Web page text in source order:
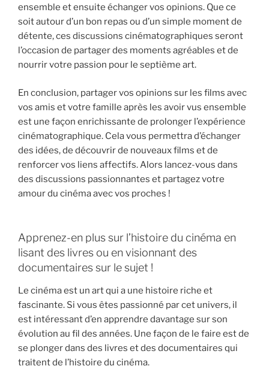
ensemble et ensuite échanger vos opinions. Que ce
soit autour d’un bon repas ou d’un simple moment de
détente, ces discussions cinématographiques seront
l’occasion de partager des moments agréables et de
nourrir votre passion pour le septième art.
En conclusion, partager vos opinions sur les films avec
vos amis et votre famille après les avoir vus ensemble
est une façon enrichissante de prolonger l’expérience
cinématographique. Cela vous permettra d’échanger
des idées, de découvrir de nouveaux films et de
renforcer vos liens affectifs. Alors lancez-vous dans
des discussions passionnantes et partagez votre
amour du cinéma avec vos proches !
Apprenez-en plus sur l’histoire du cinéma en
lisant des livres ou en visionnant des
documentaires sur le sujet !
Le cinéma est un art qui a une histoire riche et
fascinante. Si vous êtes passionné par cet univers, il
est intéressant d’en apprendre davantage sur son
évolution au fil des années. Une façon de le faire est de
se plonger dans des livres et des documentaires qui
traitent de l’histoire du cinéma.